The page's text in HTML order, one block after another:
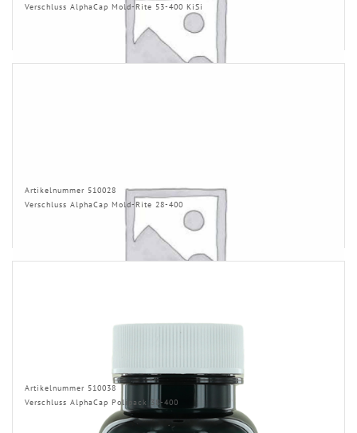
Verschluss AlphaCap Mold-Rite 53-400 KiSi
Artikelnummer 510028
Verschluss AlphaCap Mold-Rite 28-400
Artikelnummer 510038
Verschluss AlphaCap Polipack 38-400